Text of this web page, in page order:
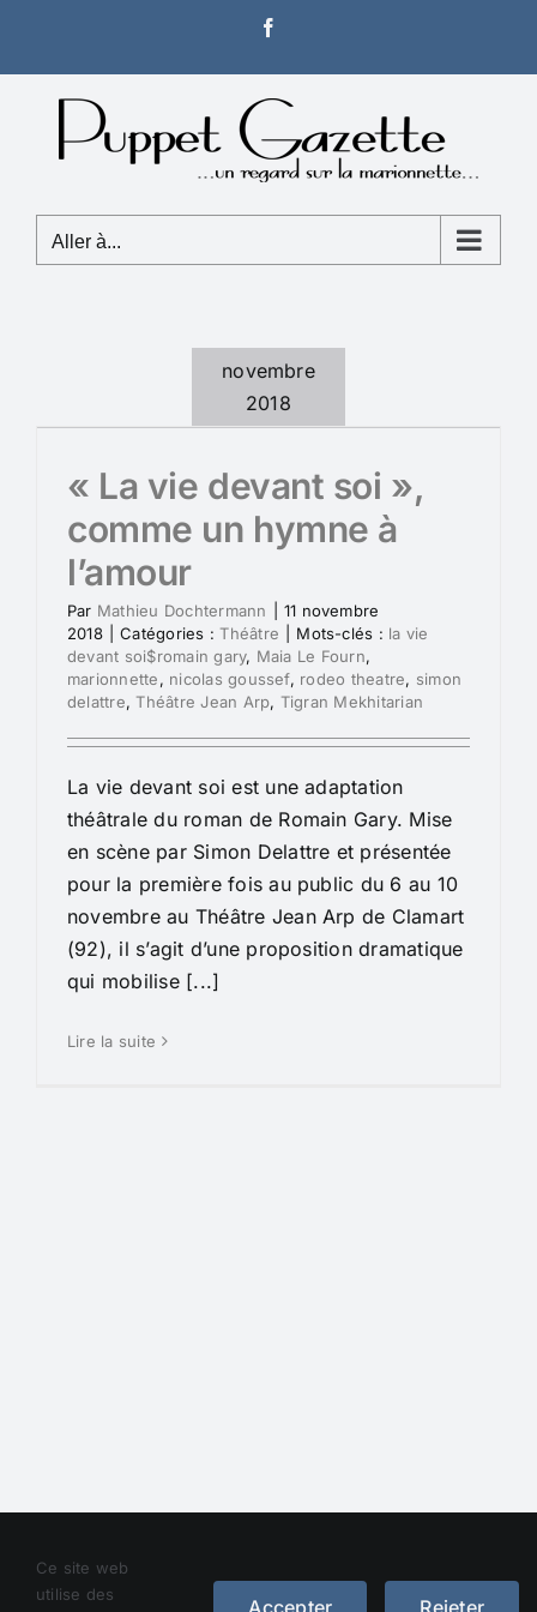
contenu
Aller à...
novembre
2018
« La vie devant soi »,
comme un hymne à
l’amour
Par Mathieu Dochtermann
11 novembre
2018
Catégories :Théâtre Mots-clés : la vie
devant soi$romain gary, Maia Le Fourn,
marionnette, nicolas goussef, rodeo theatre, simon
delattre,Théâtre Jean Arp, Tigran Mekhitarian
La vie devant soi est une adaptation
théâtrale du roman de Romain Gary. Mise
en scène par Simon Delattre et présentée
pour la première fois au public du 6 au 10
novembre au Théâtre Jean Arp de Clamart
(92), il s’agit d’une proposition dramatique
qui mobilise [...]
Lire la suite
Avada| Tous droits réservés | Alimenté par
Ce site web
utilise des
Accepter Rejeter